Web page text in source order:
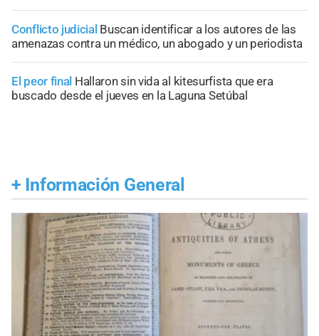
Conflicto judicial Buscan identificar a los autores de las
amenazas contra un médico, un abogado y un periodista
El peor final Hallaron sin vida al kitesurfista que era
buscado desde el jueves en la Laguna Setúbal
+ Información General